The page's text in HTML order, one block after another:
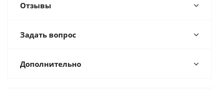
Отзывы
Задать вопрос
Дополнительно